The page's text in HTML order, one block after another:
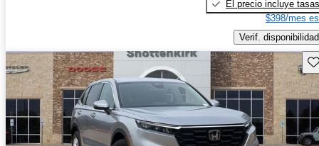
El precio incluye tasas
$398/mes
Verif. disponibilidad